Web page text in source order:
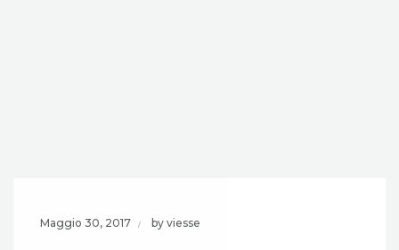
Maggio 30, 2017 by viesse